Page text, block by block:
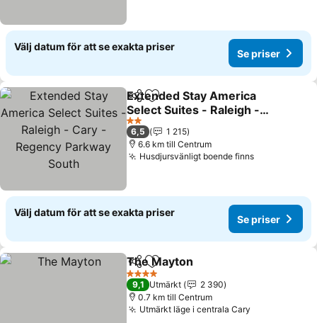
Välj datum för att se exakta priser
Se priser
Dela Lägg till i Mina Favoriter
Extended Stay America
Select Suites - Raleigh -
Cary - Regency Parkway
South
Se priser
2 Stjärnor
6,5
1 215
6.6 km till Centrum
Husdjursvänligt boende finnsSe priser
Välj datum för att se exakta priser
Se priser
Dela Lägg till i Mina Favoriter
The Mayton
4 Stjärnor
9,1 Utmärkt
2 390
0.7 km till Centrum
Utmärkt läge i centrala Cary